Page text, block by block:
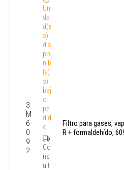
3
M
6
0
9
2
Uni
da
d(e
s)
dis
po
nib
le(
s)
baj
o
pe
did
o
Co
ns
ult
Filtro para gases,
R + formaldehído,